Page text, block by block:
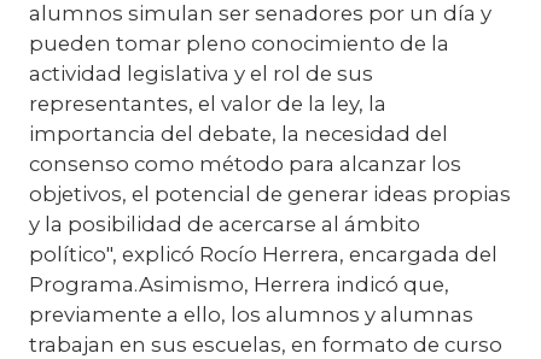
alumnos simulan ser senadores por un día y
pueden tomar pleno conocimiento de la
actividad legislativa y el rol de sus
representantes, el valor de la ley, la
importancia del debate, la necesidad del
consenso como método para alcanzar los
objetivos, el potencial de generar ideas propias
y la posibilidad de acercarse al ámbito
político", explicó Rocío Herrera, encargada del
Programa.Asimismo, Herrera indicó que,
previamente a ello, los alumnos y alumnas
trabajan en sus escuelas, en formato de curso